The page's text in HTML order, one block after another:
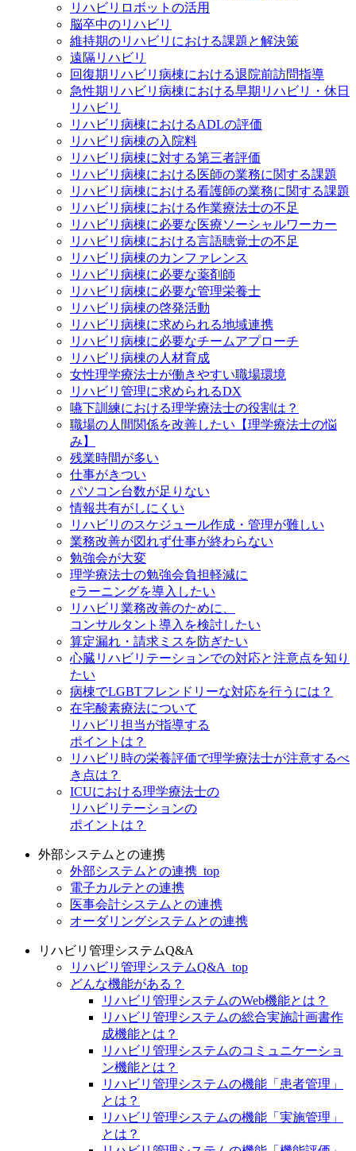
リハビリロボットの活用
脳卒中のリハビリ
維持期のリハビリにおける課題と解決策
遠隔リハビリ
回復期リハビリ病棟における退院前訪問指導
急性期リハビリ病棟における早期リハビリ・休日
リハビリ
リハビリ病棟におけるADLの評価
リハビリ病棟の入院料
リハビリ病棟に対する第三者評価
リハビリ病棟における医師の業務に関する課題
リハビリ病棟における看護師の業務に関する課題
リハビリ病棟における作業療法士の不足
リハビリ病棟に必要な医療ソーシャルワーカー
リハビリ病棟における言語聴覚士の不足
リハビリ病棟のカンファレンス
リハビリ病棟に必要な薬剤師
リハビリ病棟に必要な管理栄養士
リハビリ病棟の啓発活動
リハビリ病棟に求められる地域連携
リハビリ病棟に必要なチームアプローチ
リハビリ病棟の人材育成
女性理学療法士が働きやすい職場環境
リハビリ管理に求められるDX
嚥下訓練における理学療法士の役割は？
職場の人間関係を改善したい【理学療法士の悩
み】
残業時間が多い
仕事がきつい
パソコン台数が足りない
情報共有がしにくい
リハビリのスケジュール作成・管理が難しい
業務改善が図れず仕事が終わらない
勉強会が大変
理学療法士の勉強会負担軽減に
eラーニングを導入したい
リハビリ業務改善のために、
コンサルタント導入を検討したい
算定漏れ・請求ミスを防ぎたい
心臓リハビリテーションでの対応と注意点を知り
たい
病棟でLGBTフレンドリーな対応を行うには？
在宅酸素療法について
リハビリ担当が指導する
ポイントは？
リハビリ時の栄養評価で理学療法士が注意するべ
き点は？
ICUにおける理学療法士の
リハビリテーションの
ポイントは？
外部システムとの連携
外部システムとの連携_top
電子カルテとの連携
医事会計システムとの連携
オーダリングシステムとの連携
リハビリ管理システムQ&A
リハビリ管理システムQ&A_top
どんな機能がある？
リハビリ管理システムのWeb機能とは？
リハビリ管理システムの総合実施計画書作
成機能とは？
リハビリ管理システムのコミュニケーショ
ン機能とは？
リハビリ管理システムの機能「患者管理」
とは？
リハビリ管理システムの機能「実施管理」
とは？